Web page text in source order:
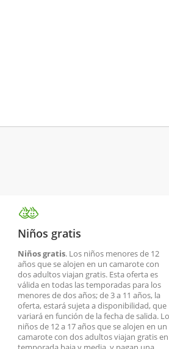
Niños gratis
Niños gratis. Los niños menores de 12
años que se alojen en un camarote con
dos adultos viajan gratis. Esta oferta es
válida en todas las temporadas para los
menores de dos años; de 3 a 11 años, la
oferta, estará sujeta a disponibilidad, que
variará en función de la fecha de salida.
niños de 12 a 17 años que se alojen en un
camarote con dos adultos viajan gratis en